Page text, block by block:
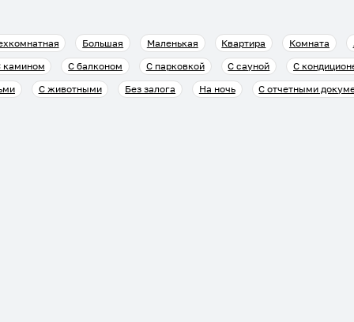
Большая Маленькая Квартира Комната
камином С балконом С парковкой С сауной С
С животными Без залога На ночь С отчетными